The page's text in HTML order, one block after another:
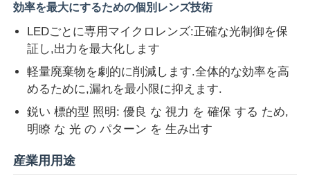
効率を最大にするための個別レンズ技術
LEDごとに専用マイクロレンズ:正確な光制御を保
証し,出力を最大化します
軽量廃棄物を劇的に削減します.全体的な効率を高
めるために,漏れを最小限に抑えます.
鋭い 標的型 照明: 優良 な 視力 を 確保 する ため,
明瞭 な 光 の パターン を 生み出す
産業用用途